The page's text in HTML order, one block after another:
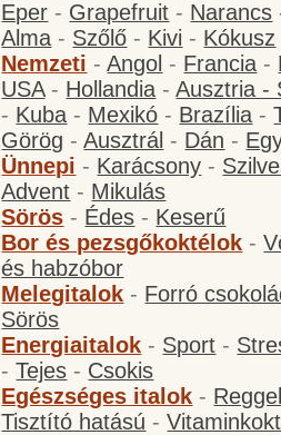
Eper - Grapefruit - Narancs
Alma - Szőlő - Kivi - Kókusz
Nemzeti -Angol - Francia -
USA- Hollandia -Ausztria -
- Kuba - Mexikó - Brazília -
Görög -Ausztrál - Dán -
Ünnepi - Karácsony -
Advent - Mikulás
Sörös - Édes - Keserű
Bor és pezsgőkoktélok -
és habzóbor
Melegitalok - Forró
Sörös
Energiaitalok - Sport -
-Tejes - Csokis
Egészséges italok -
Tisztító hatású -